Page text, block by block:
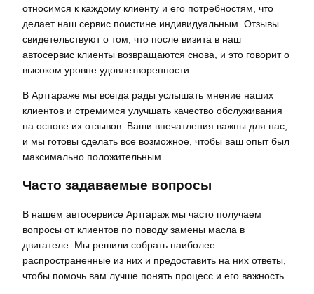
относимся к каждому клиенту и его потребностям, что
делает наш сервис поистине индивидуальным. Отзывы
свидетельствуют о том, что после визита в наш
автосервис клиенты возвращаются снова, и это говорит о
высоком уровне удовлетворенности.
В Артгараже мы всегда рады услышать мнение наших
клиентов и стремимся улучшать качество обслуживания
на основе их отзывов. Ваши впечатления важны для нас,
и мы готовы сделать все возможное, чтобы ваш опыт был
максимально положительным.
Часто задаваемые вопросы
В нашем автосервисе Артгараж мы часто получаем
вопросы от клиентов по поводу замены масла в
двигателе. Мы решили собрать наиболее
распространенные из них и предоставить на них ответы,
чтобы помочь вам лучше понять процесс и его важность.